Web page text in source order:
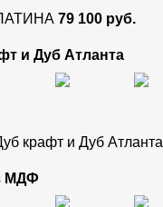
79 100 руб.
и Дуб Атланта
крафт и Дуб Атланта
МДФ